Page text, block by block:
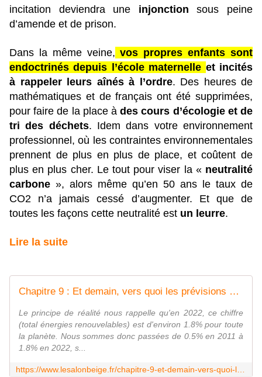
incitation deviendra une injonction sous peine
d’amende et de prison.
Dans la même veine, vos propres enfants sont
endoctrinés depuis l’école maternelle et incités
à rappeler leurs aînés à l’ordre. Des heures de
mathématiques et de français ont été supprimées,
pour faire de la place àdes cours d’écologie et de
tri des déchets. Idem dans votre environnement
professionnel, où les contraintes environnementales
prennent de plus en plus de place, et coûtent de
plus en plus cher. Le tout pour viser la « neutralité
carbone », alors même qu’en 50 ans le taux de
CO2 n’a jamais cessé d’augmenter. Et que de
toutes les façons cette neutralité est un leurre.
Lire la suite
Chapitre 9 : Et demain, vers quoi les prévisions du GIEC nous emmènent-elles ? - Le Salon Beige
Le principe de réalité nous rappelle qu'en 2022, ce chiffre
(total énergies renouvelables) est d'environ 1.8% pour toute
la planète. Nous sommes donc passées de 0.5% en 2011 à
1.8% en 2022, s...